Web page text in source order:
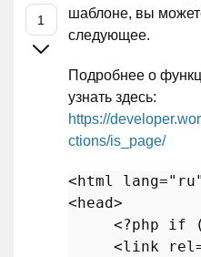
шаблоне, вы
следующее.
Подробнее о
узнать здесь:
https://
ctions/is_page/
<html lang="ru"
<head>
<?php
if
<link